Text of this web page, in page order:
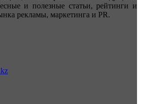
и полезные статьи, рейтинги и
рекламы, маркетинга и PR.